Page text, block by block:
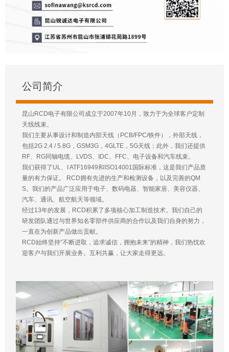
公司简介
昆山RCD电子有限公司成立于2007年10月，致力于为全球客户定制
天线线束。
我们主要从事设计和制造内部天线（PCB/FPC/铁件），外部天线，
包括2G 2.4 / 5.8G，GSM3G，4GLTE，5G天线；此外，我们还提供
RF、RG同轴电缆、LVDS、IDC、FFC、电子设备和汽车线束。
我们获得了UL、I ATF16949和ISO14001国际标准，这是我们产品质
量的有力保证。 RCD拥有先进的生产和检测设备，以及完善的QM
S。我们的产品广泛应用于电子、数码电器、智能家居、美容仪器、
汽车、通讯、航空航天等领域。
经过13年的发展，RCD积累了多项核心加工制造技术。我们自己的
研发团队通过与世界知名零部件供应商的合作以及我们自身的努力，
一直在为创新产品做出贡献。
RCD始终坚持“不断进取，追求诚信，拥抱未来”的精神，我们热忱欢
迎客户与我们开展业务。互利共赢，让大家走得更远。